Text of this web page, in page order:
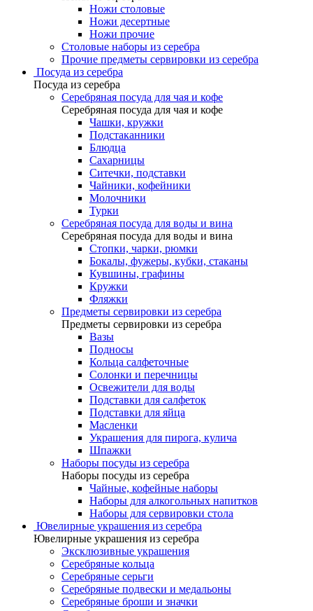
Ножи столовые
Ножи десертные
Ножи прочие
Столовые наборы из серебра
Прочие предметы сервировки из серебра
Посуда из серебра
Посуда из серебра
Серебряная посуда для чая и кофе
Серебряная посуда для чая и кофе
Чашки, кружки
Подстаканники
Блюдца
Сахарницы
Ситечки, подставки
Чайники, кофейники
Молочники
Турки
Серебряная посуда для воды и вина
Серебряная посуда для воды и вина
Стопки, чарки, рюмки
Бокалы, фужеры, кубки, стаканы
Кувшины, графины
Кружки
Фляжки
Предметы сервировки из серебра
Предметы сервировки из серебра
Вазы
Подносы
Кольца салфеточные
Солонки и перечницы
Освежители для воды
Подставки для салфеток
Подставки для яйца
Масленки
Украшения для пирога, кулича
Шпажки
Наборы посуды из серебра
Наборы посуды из серебра
Чайные, кофейные наборы
Наборы для алкогольных напитков
Наборы для сервировки стола
Ювелирные украшения из серебра
Ювелирные украшения из серебра
Эксклюзивные украшения
Серебряные кольца
Серебряные серьги
Серебряные подвески и медальоны
Серебряные броши и значки